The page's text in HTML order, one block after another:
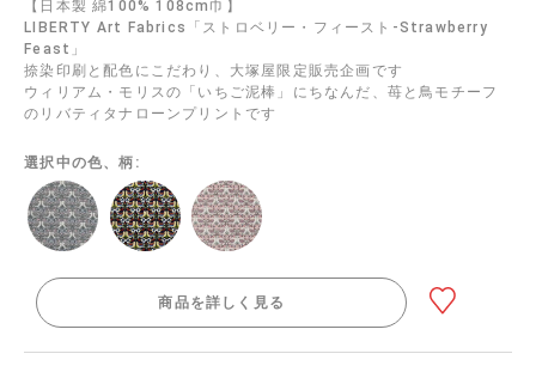
【日本製 綿100% 108cm巾】
LIBERTY Art Fabrics「ストロベリー・フィースト-Strawberry
Feast」
捺染印刷と配色にこだわり、大塚屋限定販売企画です
ウィリアム・モリスの「いちご泥棒」にちなんだ、苺と鳥モチーフ
のリバティタナローンプリントです
選択中の色、柄:
商品を詳しく見る